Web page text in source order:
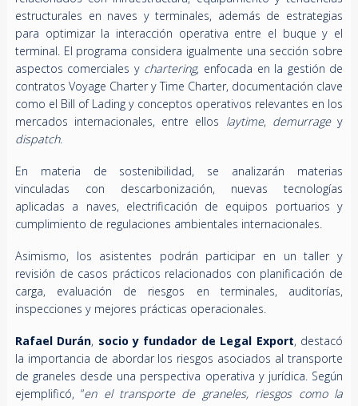
estructurales en naves y terminales, además de estrategias
para optimizar la interacción operativa entre el buque y el
terminal. El programa considera igualmente una sección sobre
aspectos comerciales y chartering, enfocada en la gestión de
contratos Voyage Charter y Time Charter, documentación clave
como el Bill of Lading y conceptos operativos relevantes en los
mercados internacionales, entre ellos laytime, demurragey
dispatch.
En materia de sostenibilidad, se analizarán materias
vinculadas con descarbonización, nuevas tecnologías
aplicadas a naves, electrificación de equipos portuarios y
cumplimiento de regulaciones ambientales internacionales.
Asimismo, los asistentes podrán participar en un taller y
revisión de casos prácticos relacionados con planificación de
carga, evaluación de riesgos en terminales, auditorías,
inspecciones y mejores prácticas operacionales.
Rafael Durán, socio y fundador de Legal Export, destacó
la importancia de abordar los riesgos asociados al transporte
de graneles desde una perspectiva operativa y jurídica. Según
ejemplificó, “en el transporte de graneles, riesgos como la